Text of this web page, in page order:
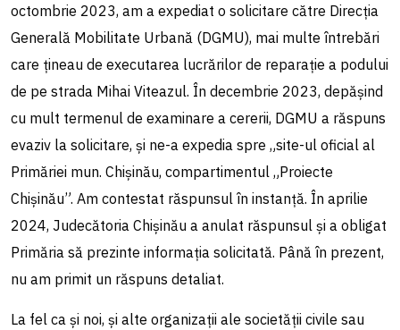
octombrie 2023, am a expediat o solicitare către Direcția
Generală Mobilitate Urbană (DGMU), mai multe întrebări
care țineau de executarea lucrărilor de reparație a podului
de pe strada Mihai Viteazul. În decembrie 2023, depășind
cu mult termenul de examinare a cererii, DGMU a răspuns
evaziv la solicitare, și ne-a expedia spre „site-ul oficial al
Primăriei mun. Chișinău, compartimentul „Proiecte
Chișinău”. Am contestat răspunsul în instanță. În aprilie
2024, Judecătoria Chișinău a anulat răspunsul și a obligat
Primăria să prezinte informația solicitată. Până în prezent,
nu am primit un răspuns detaliat.
La fel ca și noi, și alte organizații ale societății civile sau